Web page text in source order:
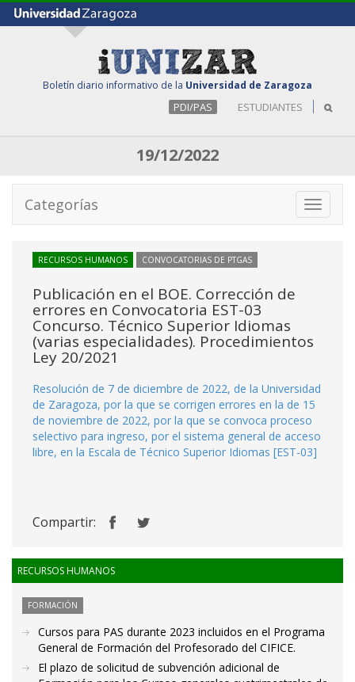
Boletín diario informativo de la Universidad de Zaragoza
PDI/PAS ESTUDIANTES
19/12/2022
Toggle
Categorías
RECURSOS HUMANOS CONVOCATORIAS DE PTGAS
Publicación en el BOE. Corrección de
errores en Convocatoria EST-03
Concurso. Técnico Superior Idiomas
(varias especialidades). Procedimientos
Ley 20/2021
Resolución de 7 de diciembre de 2022, de la Universidad
de Zaragoza, por la que se corrigen errores en la de 15
de noviembre de 2022, por la que se convoca proceso
selectivo para ingreso, por el sistema general de acceso
libre, en la Escala de Técnico Superior Idiomas [EST-03]
Compartir:
RECURSOS HUMANOS
FORMACIÓN
Cursos para PAS durante 2023 incluidos en el Programa
General de Formación del Profesorado del CIFICE.
El plazo de solicitud de subvención adicional de